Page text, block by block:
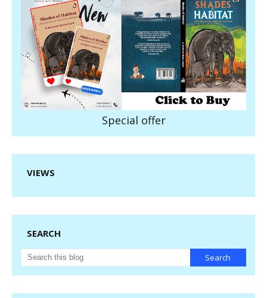
Special offer
VIEWS
SEARCH